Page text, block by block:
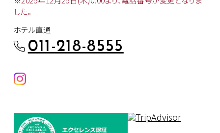
した。
ホテル直通
011-218-8555